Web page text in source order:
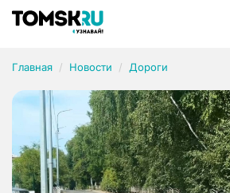
Главная Новости Дороги